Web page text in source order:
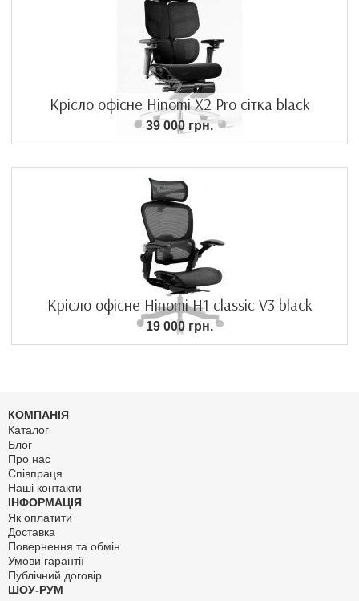
Крісло офісне Hinomi X2 Pro cітка black
39 000 грн.
Крісло офісне Hinomi H1 classic V3 black
19 000 грн.
КОМПАНІЯ
Каталог
Блог
Про нас
Співпраця
Наші контакти
ІНФОРМАЦІЯ
Як оплатити
Доставка
Повернення та обмін
Умови гарантії
Публічний договір
ШОУ-РУМ